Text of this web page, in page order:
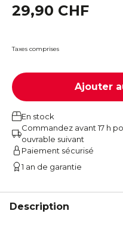
29,90 CHF
Taxes comprises
Ajouter
En stock
Commandez avant 17 h
ouvrable suivant
Paiement sécurisé
1 an de garantie
Description